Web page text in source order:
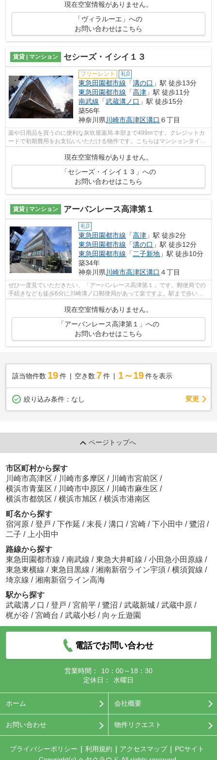
現在空室情報がありません。
「ヴィラルーエ」への
お問い合わせはこちら
賃貸 | マンション セシーズ・イシイ１３
フリーレント 礼0
東急田園都市線 「溝の口 」駅 徒歩13分
東急田園都市線 「高津 」駅 徒歩11分
南武線 「武蔵溝ノ口 」駅 徒歩15分
築56年
神奈川県 川崎市高津区溝口 ６丁目
薬や日用品を買うのに便利な灰吹屋薬局 本部まで499mです。クレジットカ
ードで初期費用をお支払いいただける物件です。こちらはマンションタイプ
になります。利便性が高くお問い合わせ...
現在空室情報がありません。
「セシーズ・イシイ１３」への
お問い合わせはこちら
賃貸 | マンション アーバンレース高津第１
礼0
東急田園都市線 「高津 」駅 徒歩2分
東急田園都市線 「溝の口 」駅 徒歩12分
東急田園都市線 「二子新地 」駅 徒歩10分
築34年
神奈川県川崎市高津区溝口 ４丁目
ぜひ一度見ていただきたい、「アーバンレース高津第１」です。郵便局での
手続きなども徒歩6分に川崎溝ノ口郵便局があって楽ですよ。駅まで歩いて
現在空室情報がありません。
「アーバンレース高津第１」への
お問い合わせはこちら
該当物件数 19件 空き数 7 件 1～19 件を表示
絞り込み条件： なし 変更
ページトップへ
市区町村から探す
川崎市高津区 / 川崎市多摩区 / 川崎市宮前区 /
横浜市青葉区 / 川崎市中原区 / 川崎市麻生区 /
横浜市都筑区 / 横浜市旭区 / 横浜市港南区
町名から探す
宿河原 / 登戸 / 下作延 / 末長 / 溝口 / 宮崎 / 下小田中 / 鷺沼 /
二子 /
上小田中
路線から探す
東急田園都市線 / 南武線 / 東急大井町線 / 小田急小田原線 /
東急東横線 / 東急目黒線 / 湘南新宿ライン宇須 / 横須賀線 /
埼京線 / 湘南新宿ライン高海
駅から探す
武蔵溝ノ口 / 登戸 / 宮前平 / 鷺沼 / 武蔵新城 / 武蔵中原 /
梶が谷 / 宮崎台 / 武蔵小杉 / 向ヶ丘遊園
電話でお問い合わせ
営業時間：
10：00～18：30
定休日：
水曜日
ホーム 会社概要
お問い合わせ 物件リクエスト
プライバシーポリシー 利用規約 アクセスマップ
PCサイト